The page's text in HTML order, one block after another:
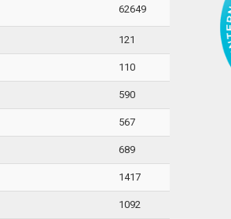
62649
121
110
590
567
689
1417
1092